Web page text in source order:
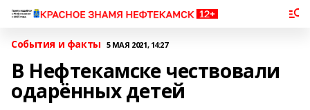
События и факты 5 МАЯ 2021, 14:27
В Нефтекамске чествовали
одарённых детей